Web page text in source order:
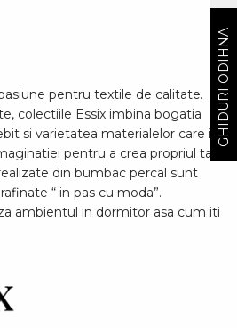
pentru textile de calitate.
colectiile Essix imbina bogatia
si varietatea materialelor care iti
pentru a crea propriul tau
din bumbac percal sunt
“ in pas cu moda”.
ambientul in dormitor asa cum iti
GHIDURI ODIHNA